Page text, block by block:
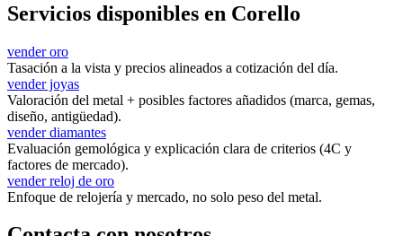
Servicios disponibles en Corello
vender oro
Tasación a la vista y precios alineados a cotización del día.
vender joyas
Valoración del metal + posibles factores añadidos (marca, gemas,
diseño, antigüedad).
vender diamantes
Evaluación gemológica y explicación clara de criterios (4C y
factores de mercado).
vender reloj de oro
Enfoque de relojería y mercado, no solo peso del metal.